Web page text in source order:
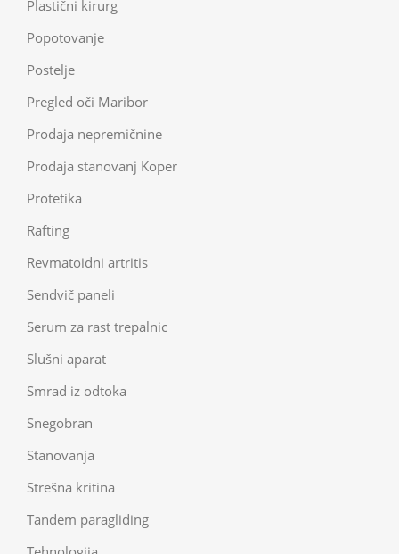
Plastični kirurg
Popotovanje
Postelje
Pregled oči Maribor
Prodaja nepremičnine
Prodaja stanovanj Koper
Protetika
Rafting
Revmatoidni artritis
Sendvič paneli
Serum za rast trepalnic
Slušni aparat
Smrad iz odtoka
Snegobran
Stanovanja
Strešna kritina
Tandem paragliding